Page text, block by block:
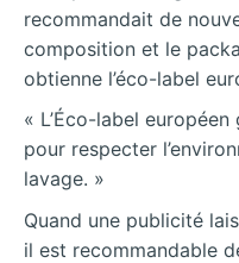
recommandait de
composition et le
obtienne l’éco-label
« L’Éco-label
pour respecter
lavage. »
Quand une publicité
il est recommandable